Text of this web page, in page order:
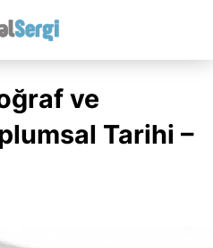
ve
Tarihi –